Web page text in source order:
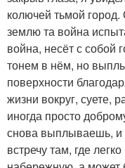
колючей тьмой
землю та война
война, несёт с собой
тонем в нём, но
поверхности
жизни вокруг, суете,
иногда просто
снова выплываешь,
встречу там, где